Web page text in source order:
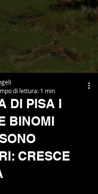
DI PISA I
BINOMI
CRESCE
di lettura: 1 min
NaN stelle su 5.